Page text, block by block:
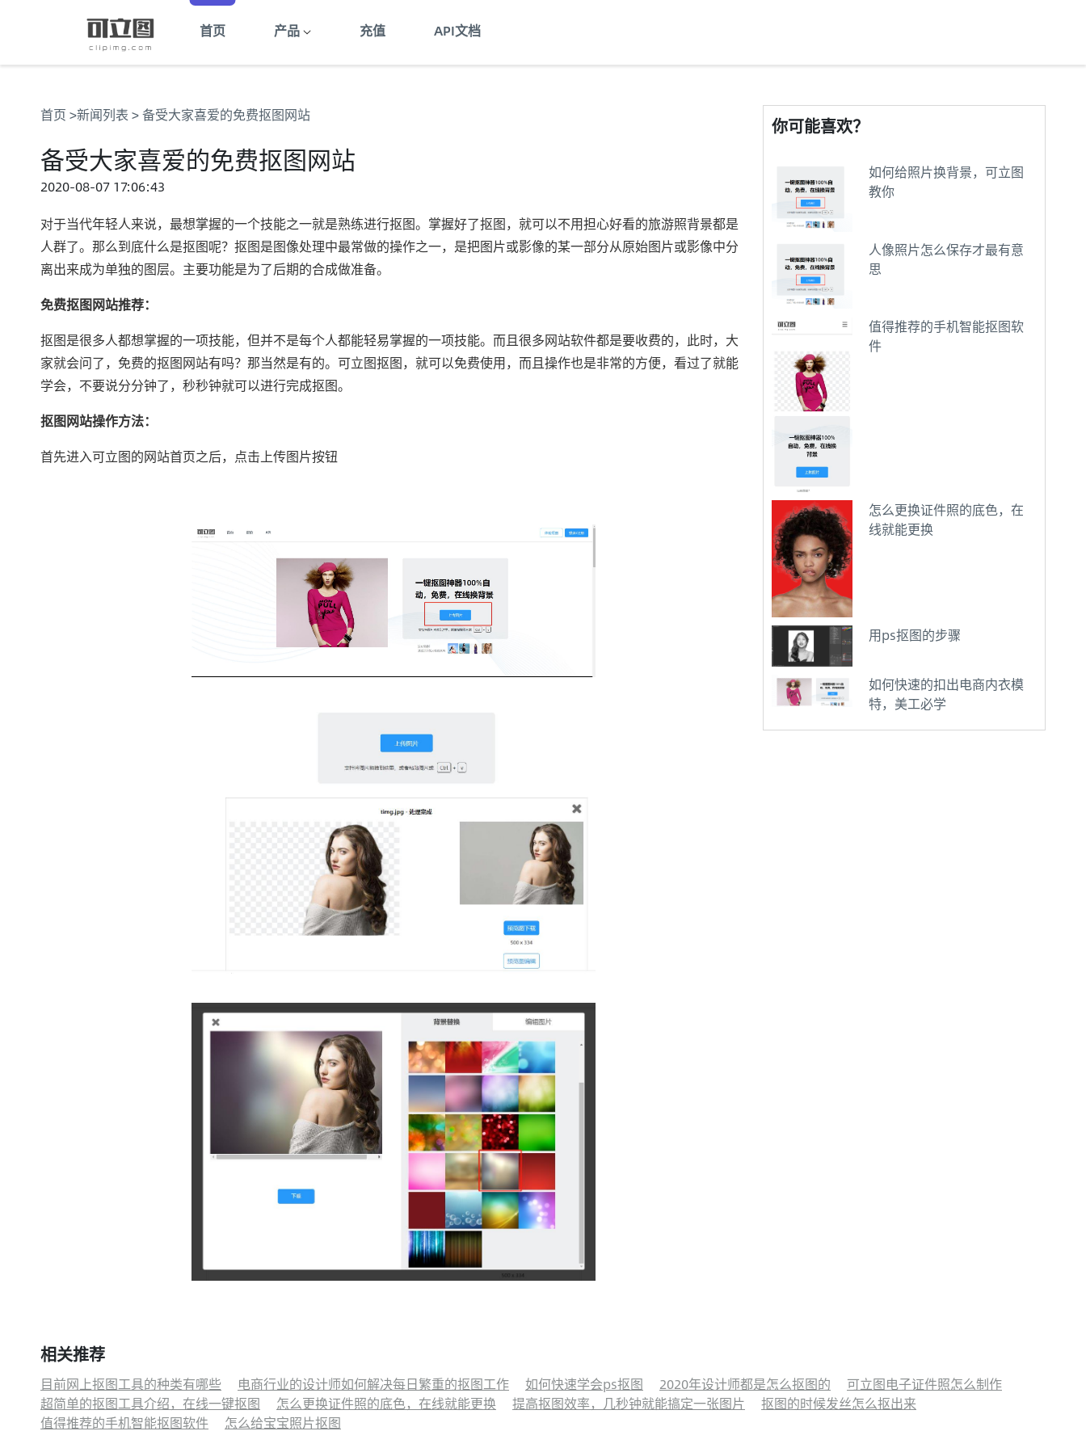
首页 产品 充值 API文档
首页 >新闻列表> 备受大家喜爱的免费抠图网站
备受大家喜爱的免费抠图网站
2020-08-07 17:06:43
对于当代年轻人来说，最想掌握的一个技能之一就是熟练进行抠图。掌握好了抠图，就可以不用担心好看的旅游照背景都是
人群了。那么到底什么是抠图呢？抠图是图像处理中最常做的操作之一，是把图片或影像的某一部分从原始图片或影像中分
离出来成为单独的图层。主要功能是为了后期的合成做准备。
免费抠图网站推荐：
抠图是很多人都想掌握的一项技能，但并不是每个人都能轻易掌握的一项技能。而且很多网站软件都是要收费的，此时，大
家就会问了，免费的抠图网站有吗？那当然是有的。可立图抠图，就可以免费使用，而且操作也是非常的方便，看过了就能
学会，不要说分分钟了，秒秒钟就可以进行完成抠图。
抠图网站操作方法：
首先进入可立图的网站首页之后，点击上传图片按钮
你可能喜欢？
如何给照片换背景，可立图
教你
人像照片怎么保存才最有意
思
值得推荐的手机智能抠图软
件
怎么更换证件照的底色，在
线就能更换
用ps抠图的步骤
如何快速的扣出电商内衣模
特，美工必学
相关推荐
目前网上抠图工具的种类有哪些 电商行业的设计师如何解决每日繁重的抠图工作 如何快速学会ps抠图 2020年设计师都是怎么抠图的
可立图电子证件照怎么制作
超简单的抠图工具介绍，在线一键抠图
怎么更换证件照的底色，在线就能更换 提高抠图效率，几秒钟就能搞定一张图片
抠图的时候发丝怎么抠出来
值得推荐的手机智能抠图软件
怎么给宝宝照片抠图